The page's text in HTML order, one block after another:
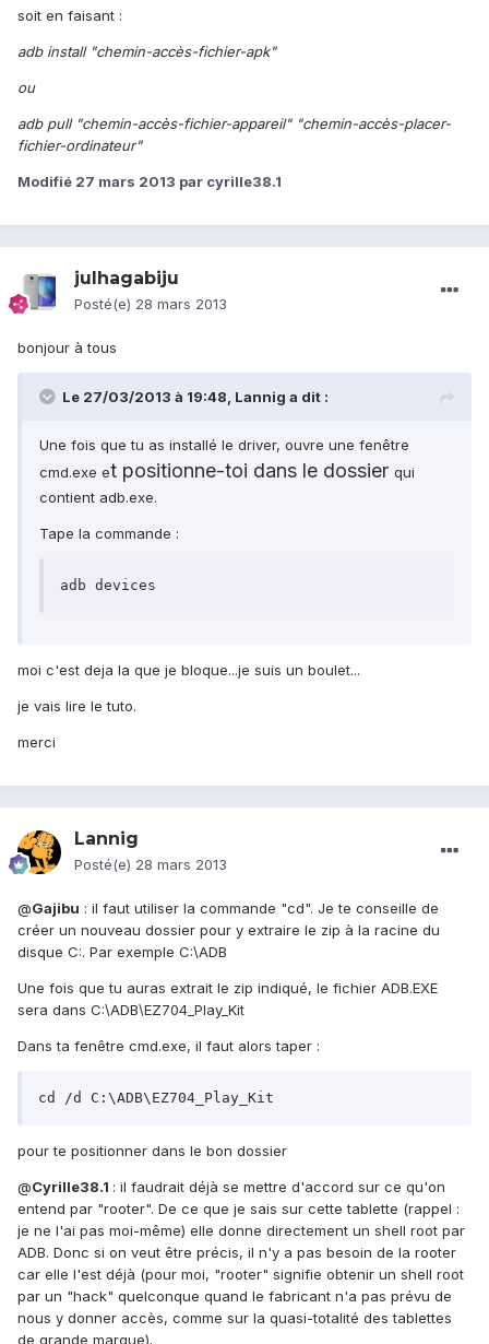
soit en faisant :
adb install "chemin-accès-fichier-apk"
ou
adb pull "chemin-accès-fichier-appareil" "chemin-accès-placer-
fichier-ordinateur"
Modifié 27 mars 2013 par cyrille38.1
julhagabiju
Posté(e) 28 mars 2013
bonjour à tous
Le 27/03/2013 à 19:48, Lannig a dit :
Une fois que tu as installé le driver, ouvre une fenêtre
cmd.exe et positionne-toi dans le dossier qui
contient adb.exe.
Tape la commande :
adb devices
moi c'est deja la que je bloque...je suis un boulet...
je vais lire le tuto.
merci
Lannig
Posté(e) 28 mars 2013
@Gajibu : il faut utiliser la commande "cd". Je te conseille de
créer un nouveau dossier pour y extraire le zip à la racine du
disque C:. Par exemple C:\ADB
Une fois que tu auras extrait le zip indiqué, le fichier ADB.EXE
sera dans C:\ADB\EZ704_Play_Kit
Dans ta fenêtre cmd.exe, il faut alors taper :
cd /d C:\ADB\EZ704_Play_Kit
pour te positionner dans le bon dossier
@Cyrille38.1 : il faudrait déjà se mettre d'accord sur ce qu'on
entend par "rooter". De ce que je sais sur cette tablette (rappel :
je ne l'ai pas moi-même) elle donne directement un shell root par
ADB. Donc si on veut être précis, il n'y a pas besoin de la rooter
car elle l'est déjà (pour moi, "rooter" signifie obtenir un shell root
par un "hack" quelconque quand le fabricant n'a pas prévu de
nous y donner accès, comme sur la quasi-totalité des tablettes
de grande marque).